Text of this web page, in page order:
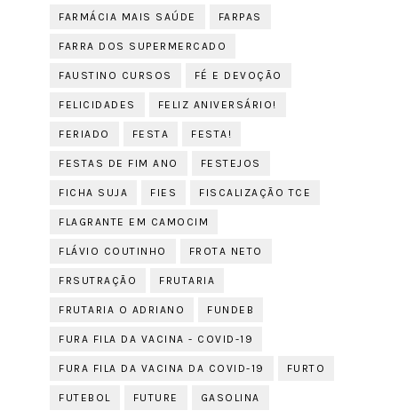
FARMÁCIA MAIS SAÚDE FARPAS
FARRA DOS SUPERMERCADO
FAUSTINO CURSOS FÉ E DEVOÇÃO
FELICIDADES FELIZ ANIVERSÁRIO!
FERIADO FESTA FESTA!
FESTAS DE FIM ANO FESTEJOS
FICHA SUJA FIES FISCALIZAÇÃO TCE
FLAGRANTE EM CAMOCIM
FLÁVIO COUTINHO FROTA NETO
FRSUTRAÇÃO FRUTARIA
FRUTARIA O ADRIANO FUNDEB
FURA FILA DA VACINA - COVID-19
FURA FILA DA VACINA DA COVID-19 FURTO
FUTEBOL FUTURE GASOLINA